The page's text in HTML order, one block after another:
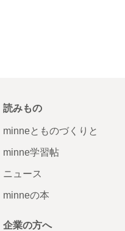
読みもの
minneとものづくりと
minne学習帖
ニュース
minneの本
企業の方へ